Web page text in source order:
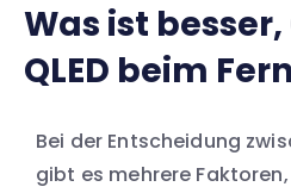
Was ist besser,
QLED beim
Bei der Entscheidung
gibt es mehrere